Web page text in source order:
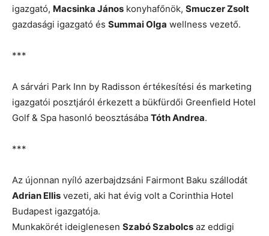
igazgató, Macsinka János konyhafőnök, Smuczer Zsolt
gazdasági igazgató és Summai Olga wellness vezető.
***
A sárvári Park Inn by Radisson értékesítési és marketing
igazgatói posztjáról érkezett a bükfürdői Greenfield Hotel
Golf & Spa hasonló beosztásába Tóth Andrea.
***
Az újonnan nyíló azerbajdzsáni Fairmont Baku szállodát
Adrian Ellis vezeti, aki hat évig volt a Corinthia Hotel
Budapest igazgatója.
Munkakörét ideiglenesen Szabó Szabolcs az eddigi